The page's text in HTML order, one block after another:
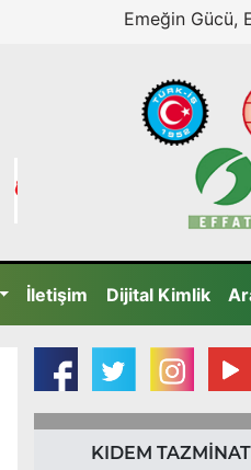
Emeğin Gücü,
İletişim Dijital Kimlik
KIDEM